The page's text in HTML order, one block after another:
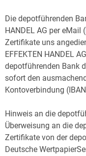
Die depotführenden
HANDEL AG per eMail (
Zertifikate uns
EFFEKTEN HANDEL
depotführenden Bank
sofort den
Kontoverbindung
Hinweis an die
Überweisung an die
Zertifikate von der
Deutsche